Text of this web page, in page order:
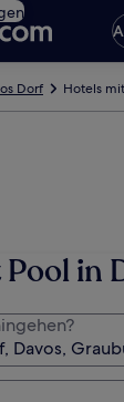
Dorf Hotels
in
Davos,